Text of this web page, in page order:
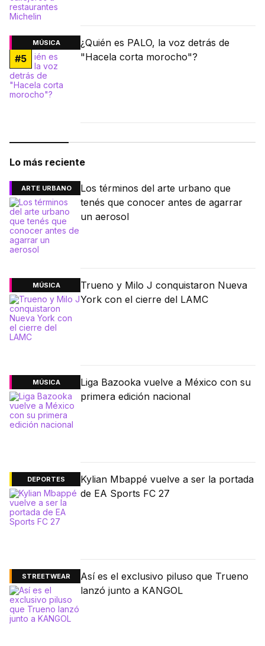
MÚSICA
#5
¿Quién es PALO, la voz detrás de
"Hacela corta morocho"?
Lo más reciente
ARTE URBANO
Los términos del arte urbano que
tenés que conocer antes de agarrar
un aerosol
MÚSICA
Trueno y Milo J conquistaron Nueva
York con el cierre del LAMC
MÚSICA
Liga Bazooka vuelve a México con su
primera edición nacional
DEPORTES
Kylian Mbappé vuelve a ser la portada
de EA Sports FC 27
STREETWEAR
Así es el exclusivo piluso que Trueno
lanzó junto a KANGOL